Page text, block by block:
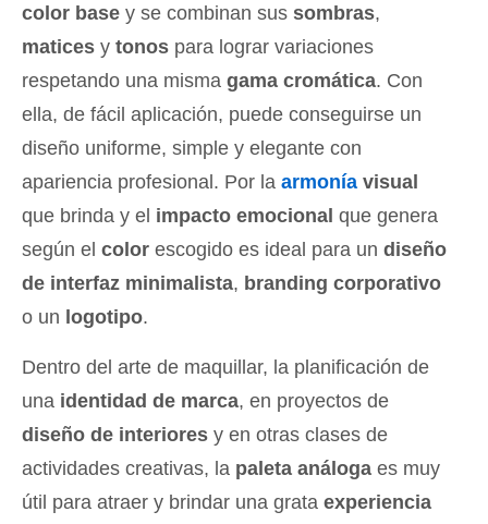
color base y se combinan sus sombras,
matices y tonos para lograr variaciones
respetando una misma gama cromática. Con
ella, de fácil aplicación, puede conseguirse un
diseño uniforme, simple y elegante con
apariencia profesional. Por la armonía visual
que brinda y el impacto emocional que genera
según el color escogido es ideal para un diseño
de interfaz minimalista, branding corporativo
o un logotipo.
Dentro del arte de maquillar, la planificación de
una identidad de marca, en proyectos de
diseño de interiores y en otras clases de
actividades creativas, la paleta análoga es muy
útil para atraer y brindar una grata experiencia